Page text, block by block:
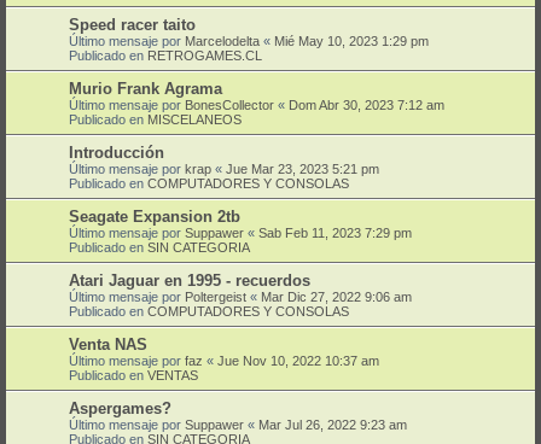
Speed racer taito
Último mensaje por Marcelodelta « Mié May 10, 2023 1:29 pm
Publicado en RETROGAMES.CL
Murio Frank Agrama
Último mensaje por BonesCollector « Dom Abr 30, 2023 7:12 am
Publicado en MISCELANEOS
Introducción
Último mensaje por krap « Jue Mar 23, 2023 5:21 pm
Publicado en COMPUTADORES Y CONSOLAS
Seagate Expansion 2tb
Último mensaje por Suppawer « Sab Feb 11, 2023 7:29 pm
Publicado en SIN CATEGORIA
Atari Jaguar en 1995 - recuerdos
Último mensaje por Poltergeist « Mar Dic 27, 2022 9:06 am
Publicado en COMPUTADORES Y CONSOLAS
Venta NAS
Último mensaje por faz « Jue Nov 10, 2022 10:37 am
Publicado en VENTAS
Aspergames?
Último mensaje por Suppawer « Mar Jul 26, 2022 9:23 am
Publicado en SIN CATEGORIA